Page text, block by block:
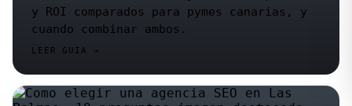
y ROI comparados para pymes canarias, y
cuando combinar ambos.
LEER GUIA →